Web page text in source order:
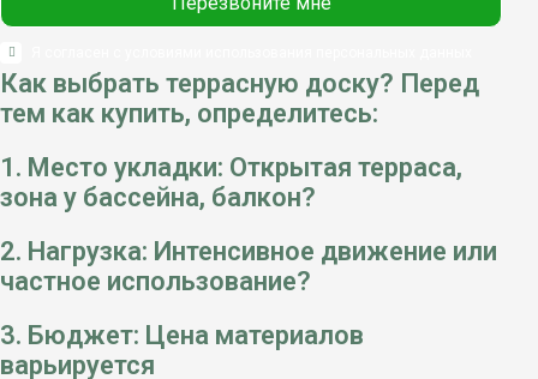
Как выбрать террасную доску? Перед
тем как купить, определитесь:
1. Место укладки: Открытая терраса,
зона у бассейна, балкон?
2. Нагрузка: Интенсивное движение или
частное использование?
3. Бюджет: Цена материалов
варьируется